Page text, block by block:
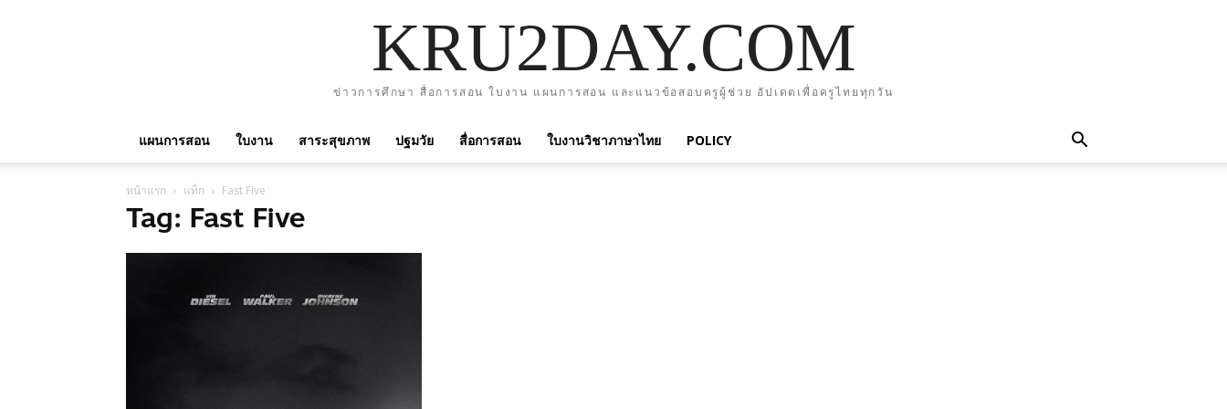
KRU2DAY.COM
ข่าวการศึกษา สื่อการสอน ใบงาน แผนการสอน และแนวข้อสอบครูผู้ช่วย อัปเดตเพื่อครูไทยทุกวัน
แผนการสอน ใบงาน สาระสุขภาพ ปฐมวัย สื่อการสอน ใบงานวิชาภาษาไทย POLICY
หน้าแรก แท็ก Fast Five
Tag: Fast Five